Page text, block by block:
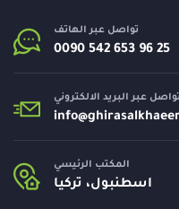
تواصل عبر الهاتف
تواصل عبر البريد الالكتروني
info@
المكتب الرئيسي
اسطنبول، تركيا